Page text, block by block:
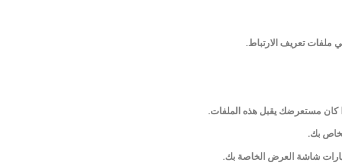
ملفات تعريف الارتباط.
كان مستعرضك يقبل هذه الملفات.
بك.
شاشة العرض الخاصة بك.